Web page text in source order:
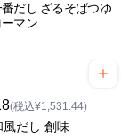
だし ざるそばつゆ
マン
(税込¥1,531.44)
風だし 創味